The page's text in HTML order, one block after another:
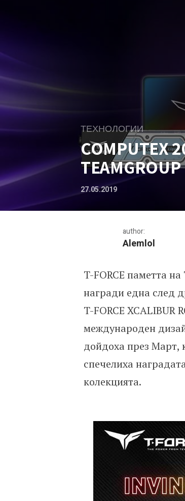
ТЕХНОЛОГИИ
COMPUTEX
TEAMGROUP
27.05.2019
author:
Alemlol
COMPUTEX 2019
T-FORCE паметта
награди една след
T-FORCE XCALIBUR
международен
дойдоха през Март,
спечелиха
колекцията.